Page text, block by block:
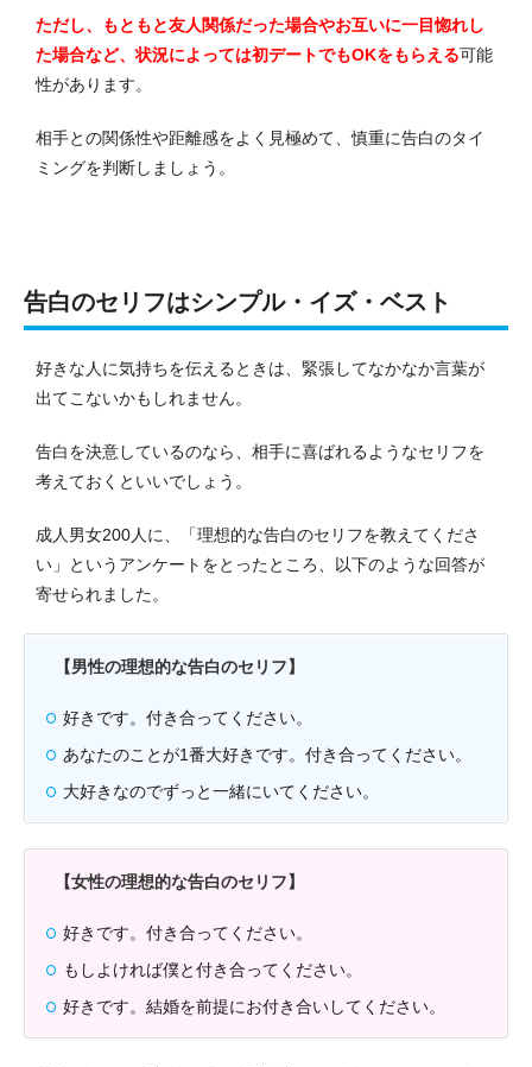
ただし、もともと友人関係だった場合やお互いに一目惚れし
た場合など、状況によっては初デートでもOKをもらえる可能
性があります。
相手との関係性や距離感をよく見極めて、慎重に告白のタイ
ミングを判断しましょう。
告白のセリフはシンプル・イズ・ベスト
好きな人に気持ちを伝えるときは、緊張してなかなか言葉が
出てこないかもしれません。
告白を決意しているのなら、相手に喜ばれるようなセリフを
考えておくといいでしょう。
成人男女200人に、「理想的な告白のセリフを教えてくださ
い」というアンケートをとったところ、以下のような回答が
寄せられました。
【男性の理想的な告白のセリフ】
好きです。付き合ってください。
あなたのことが1番大好きです。付き合ってください。
大好きなのでずっと一緒にいてください。
【女性の理想的な告白のセリフ】
好きです。付き合ってください。
もしよければ僕と付き合ってください。
好きです。結婚を前提にお付き合いしてください。